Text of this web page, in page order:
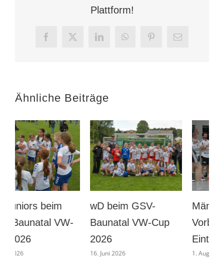
Plattform!
Facebook
X LinkedInWhatsAppPinterest
E-
Ähnliche Beiträge
wD beim GSV-
Baunatal VW-Cup
2026
16. Juni 2026
Männer
Vorbereitung gegen
Eintracht Böddiger
1. August 2026